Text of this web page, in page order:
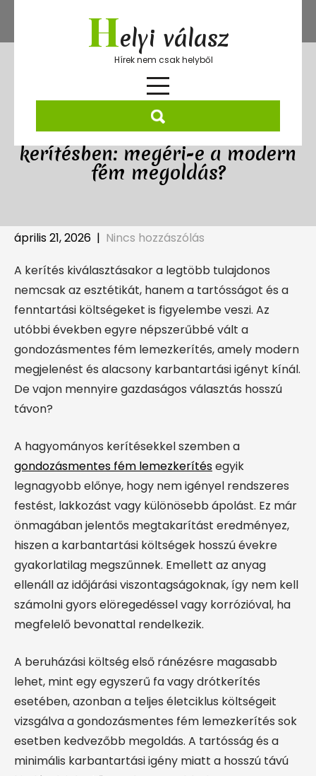
content
Helyi válasz
Hírek nem csak helyből
Hosszú távú befektetés a
kerítésben: megéri-e a modern
fém megoldás?
április 21, 2026 | Nincs hozzászólás
A kerítés kiválasztásakor a legtöbb tulajdonos
nemcsak az esztétikát, hanem a tartósságot és a
fenntartási költségeket is figyelembe veszi. Az
utóbbi években egyre népszerűbbé vált a
gondozásmentes fém lemezkerítés, amely modern
megjelenést és alacsony karbantartási igényt kínál.
De vajon mennyire gazdaságos választás hosszú
távon?
A hagyományos kerítésekkel szemben a
gondozásmentes fém lemezkerítésegyik
legnagyobb előnye, hogy nem igényel rendszeres
festést, lakkozást vagy különösebb ápolást. Ez már
önmagában jelentős megtakarítást eredményez,
hiszen a karbantartási költségek hosszú évekre
gyakorlatilag megszűnnek. Emellett az anyag
ellenáll az időjárási viszontagságoknak, így nem kell
számolni gyors elöregedéssel vagy korrózióval, ha
megfelelő bevonattal rendelkezik.
A beruházási költség első ránézésre magasabb
lehet, mint egy egyszerű fa vagy drótkerítés
esetében, azonban a teljes életciklus költségeit
vizsgálva a gondozásmentes fém lemezkerítés sok
esetben kedvezőbb megoldás. A tartósság és a
minimális karbantartási igény miatt a hosszú távú